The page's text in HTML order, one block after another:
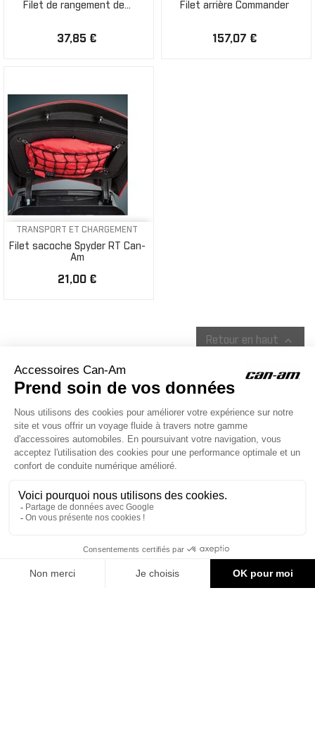
Filet de rangement de...
37,85 €
Filet arrière Commander
157,07 €
TRANSPORT ET CHARGEMENT
Filet sacoche Spyder RT Can-
Am
21,00 €
Retour en haut 
ACCESSOIRES CAN-AM
Le site d'accessoires Can-Am vous propose des accessoires d'origine
pour équiper votre véhicule 3 roues (On Road) ou votre véhicule tout
© Groupe Legrand 2025